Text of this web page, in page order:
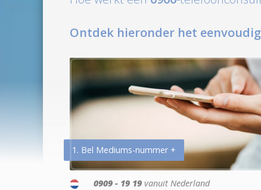
Ontdek hieronder het
1. Bel Mediums-nummer +
0909 - 19 19 vanuit Nederland